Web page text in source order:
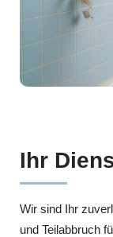
Ihr
Wir sind Ihr
und Teilabbruch